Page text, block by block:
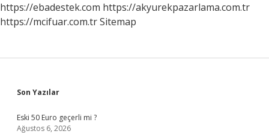
https://ebadestek.com https://akyurekpazarlama.com.tr
https://mcifuar.com.trSitemap
Sidebar
Son Yazılar
Eski 50 Euro geçerli mi ?
Ağustos 6, 2026